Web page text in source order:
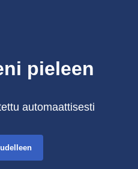
pieleen
automaattisesti